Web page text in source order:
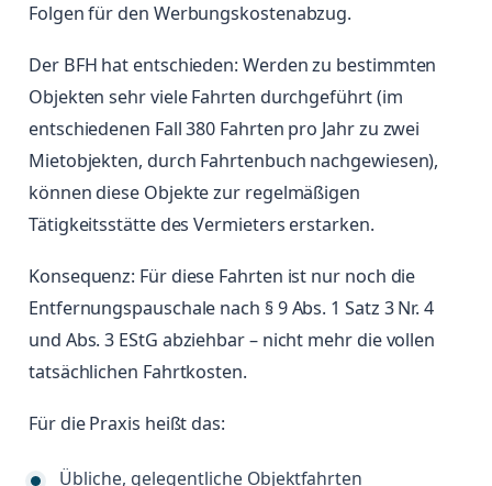
Folgen für den Werbungskostenabzug.
Der BFH hat entschieden: Werden zu bestimmten
Objekten sehr viele Fahrten durchgeführt (im
entschiedenen Fall 380 Fahrten pro Jahr zu zwei
Mietobjekten, durch Fahrtenbuch nachgewiesen),
können diese Objekte zur regelmäßigen
Tätigkeitsstätte des Vermieters erstarken.
Konsequenz: Für diese Fahrten ist nur noch die
Entfernungspauschale nach § 9 Abs. 1 Satz 3 Nr. 4
und Abs. 3 EStG abziehbar – nicht mehr die vollen
tatsächlichen Fahrtkosten.
Für die Praxis heißt das:
Übliche, gelegentliche Objektfahrten